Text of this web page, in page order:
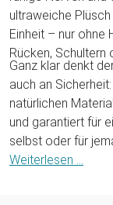
ultraweiche
Einheit – nur ohne
Rücken,
Ganz klar denkt
auch an
natürlichen
und garantiert für
selbst oder für
Leben braucht.
Weiterlesen ...